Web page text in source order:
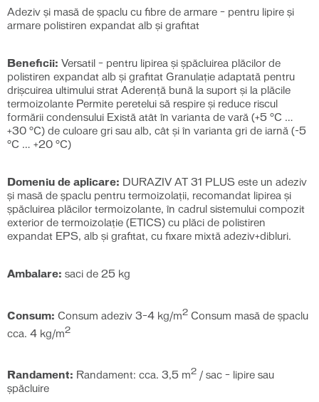
Adeziv și masă de șpaclu cu fibre de armare – pentru lipire și
armare polistiren expandat alb și grafitat
Beneficii: Versatil – pentru lipirea şi şpăcluirea plăcilor de
polistiren expandat alb şi grafitat Granulaţie adaptată pentru
drişcuirea ultimului strat Aderenţă bună la suport şi la plăcile
termoizolante Permite peretelui să respire şi reduce riscul
formării condensului Există atât în varianta de vară (+5 °C …
+30 °C) de culoare gri sau alb, cât şi în varianta gri de iarnă (-5
°C … +20 °C)
Domeniu de aplicare: DURAZIV AT 31 PLUS este un adeziv
și masă de șpaclu pentru termoizolații, recomandat lipirea şi
şpăcluirea plăcilor termoizolante, în cadrul sistemului compozit
exterior de termoizolaţie (ETICS) cu plăci de polistiren
expandat EPS, alb şi grafitat, cu fixare mixtă adeziv+dibluri.
Ambalare: saci de 25 kg
Consum: Consum adeziv 3–4 kg/m2 Consum masă de şpaclu
cca. 4 kg/m2
Randament: Randament: cca. 3,5 m2 / sac – lipire sau
șpăcluire